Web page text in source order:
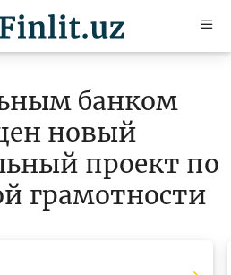
банком
новый
проект по
грамотности